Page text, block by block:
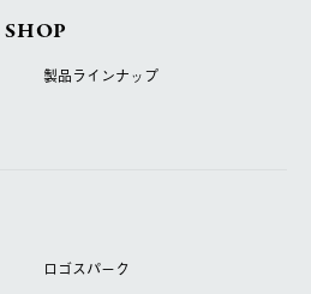
製品ラインナップ
ロゴスパーク